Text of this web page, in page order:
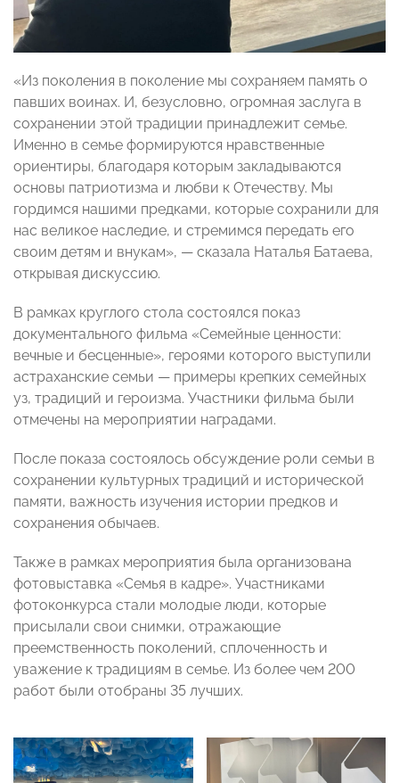
«Из поколения в поколение мы сохраняем память о
павших воинах. И, безусловно, огромная заслуга в
сохранении этой традиции принадлежит семье.
Именно в семье формируются нравственные
ориентиры, благодаря которым закладываются
основы патриотизма и любви к Отечеству. Мы
гордимся нашими предками, которые сохранили для
нас великое наследие, и стремимся передать его
своим детям и внукам», — сказала Наталья Батаева,
открывая дискуссию.
В рамках круглого стола состоялся показ
документального фильма «Семейные ценности:
вечные и бесценные», героями которого выступили
астраханские семьи — примеры крепких семейных
уз, традиций и героизма. Участники фильма были
отмечены на мероприятии наградами.
После показа состоялось обсуждение роли семьи в
сохранении культурных традиций и исторической
памяти, важность изучения истории предков и
сохранения обычаев.
Также в рамках мероприятия была организована
фотовыставка «Семья в кадре». Участниками
фотоконкурса стали молодые люди, которые
присылали свои снимки, отражающие
преемственность поколений, сплоченность и
уважение к традициям в семье. Из более чем 200
работ были отобраны 35 лучших.